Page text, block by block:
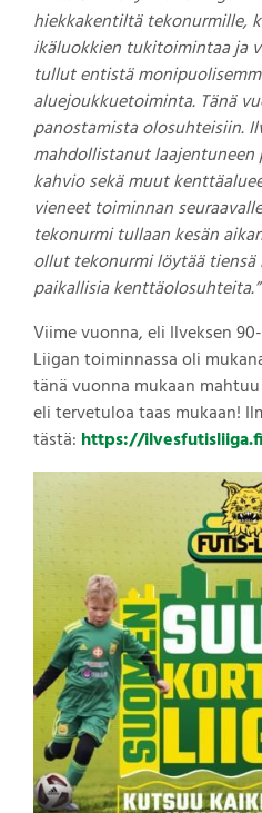
hiekkakentiltä tekonurmille,
ikäluokkien tukitoimintaa ja
tullut entistä
aluejoukkuetoiminta. Tänä
panostamista olosuhteisiin.
mahdollistanut
kahvio sekä muut
vieneet toiminnan
tekonurmi tullaan kesän
ollut tekonurmi löytää tiensä
paikallisia kenttäolosuhteita.”
Viime vuonna, eli Ilveksen
Liigan toiminnassa oli
tänä vuonna mukaan
eli tervetuloa taas mukaan!
tästä: https://